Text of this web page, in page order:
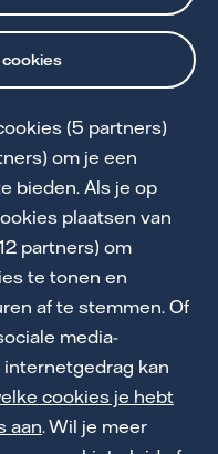
(5 partners)
om je een
bieden. Als je op
plaatsen van
partners) om
te tonen en
af te stemmen. Of
media-
kan
cookies je hebt
aan. Wil je meer